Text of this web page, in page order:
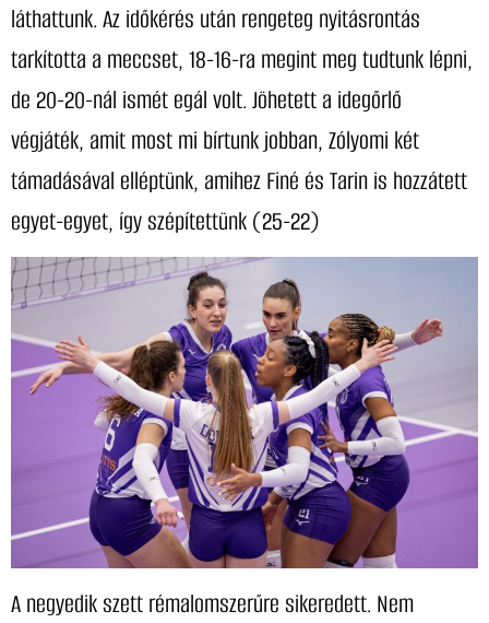
láthattunk. Az időkérés után rengeteg nyitásrontás
tarkította a meccset, 18-16-ra megint meg tudtunk lépni,
de 20-20-nál ismét egál volt. Jöhetett a idegőrlő
végjáték, amit most mi bírtunk jobban, Zólyomi két
támadásával elléptünk, amihez Finé és Tarin is hozzátett
egyet-egyet, így szépítettünk (25-22)
A negyedik szett rémalomszerűre sikeredett. Nem